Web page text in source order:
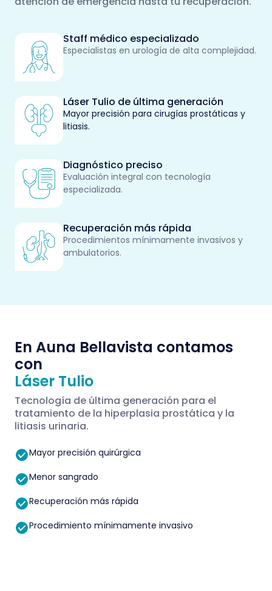
Staff médico especializado
Especialistas en urología de alta complejidad.
Láser Tulio de última generación
Mayor precisión para cirugías prostáticas y
litiasis.
Diagnóstico preciso
Evaluación integral con tecnología
especializada.
Recuperación más rápida
Procedimientos mínimamente invasivos y
ambulatorios.
En Auna Bellavista contamos
con
Láser Tulio
Tecnología de última generación para el
tratamiento de la hiperplasia prostática y la
litiasis urinaria.
Mayor precisión quirúrgica
Menor sangrado
Recuperación más rápida
Procedimiento mínimamente invasivo